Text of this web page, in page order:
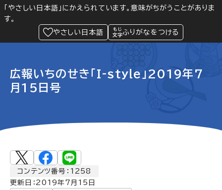
「やさしい日本語」にかえられています。意味がちがうことがありま
す。
やさしい日本語
ふりがなをつける
Language 閲覧支援
緊急情報
広報いちのせき「I-style」2019年7
月15日号
コンテンツ番号：1258
更新日： 2019年7月15日